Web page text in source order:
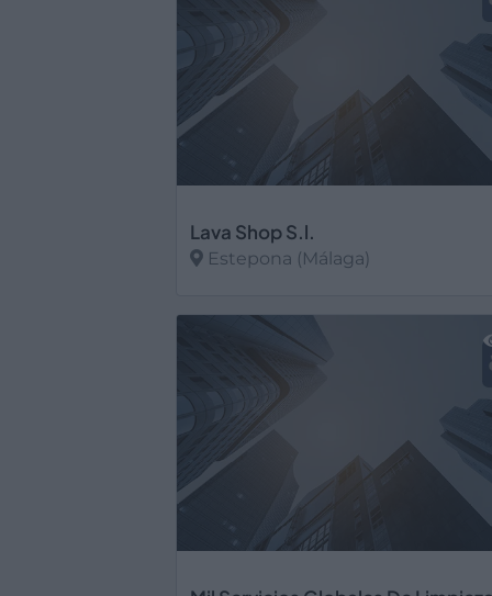
Lava Shop S.l.
Estepona (Málaga)